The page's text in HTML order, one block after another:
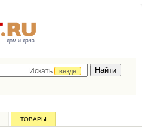
дом и дача
Искать
везде
ТОВАРЫ